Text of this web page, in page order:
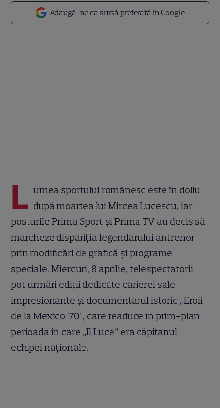
Adaugă-ne ca sursă preferată în Google
L umea sportului românesc este în doliu
după moartea lui Mircea Lucescu, iar
posturile Prima Sport și Prima TV au decis să
marcheze dispariția legendarului antrenor
prin modificări de grafică și programe
speciale. Miercuri, 8 aprilie, telespectatorii
pot urmări ediții dedicate carierei sale
impresionante și documentarul istoric „Eroii
de la Mexico ’70”, care readuce în prim-plan
perioada în care „Il Luce” era căpitanul
echipei naționale.